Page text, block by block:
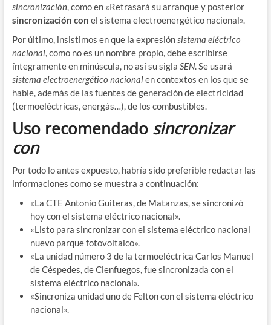
sincronización, como en «Retrasará su arranque y posterior
sincronización con el sistema electroenergético nacional».
Por último, insistimos en que la expresiónsistema eléctrico
nacional, como no es un nombre propio, debe escribirse
íntegramente en minúscula, no así su sigla SEN. Se usará
sistema electroenergético nacionalen contextos en los que se
hable, además de las fuentes de generación de electricidad
(termoeléctricas, energás…), de los combustibles.
Uso recomendado sincronizar
con
Por todo lo antes expuesto, habría sido preferible redactar las
informaciones como se muestra a continuación:
«La CTE Antonio Guiteras, de Matanzas, se sincronizó
hoy con el sistema eléctrico nacional».
«Listo para sincronizar con el sistema eléctrico nacional
nuevo parque fotovoltaico».
«La unidad número 3 de la termoeléctrica Carlos Manuel
de Céspedes, de Cienfuegos, fue sincronizada con el
sistema eléctrico nacional».
«Sincroniza unidad uno de Felton con el sistema eléctrico
nacional».